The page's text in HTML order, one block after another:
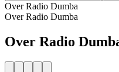
Over Radio Dumba
Over Radio Dumba
Over Radio